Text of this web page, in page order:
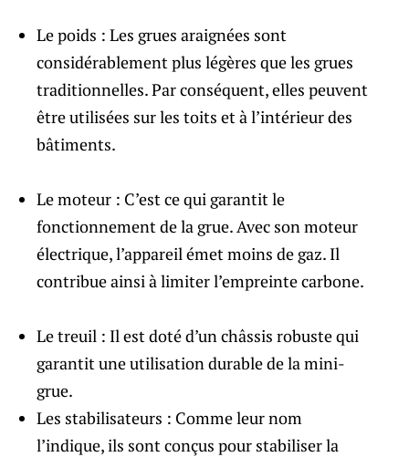
Le poids : Les grues araignées sont
considérablement plus légères que les grues
traditionnelles. Par conséquent, elles peuvent
être utilisées sur les toits et à l’intérieur des
bâtiments.
Le moteur : C’est ce qui garantit le
fonctionnement de la grue. Avec son moteur
électrique, l’appareil émet moins de gaz. Il
contribue ainsi à limiter l’empreinte carbone.
Le treuil : Il est doté d’un châssis robuste qui
garantit une utilisation durable de la mini-
grue.
Les stabilisateurs : Comme leur nom
l’indique, ils sont conçus pour stabiliser la